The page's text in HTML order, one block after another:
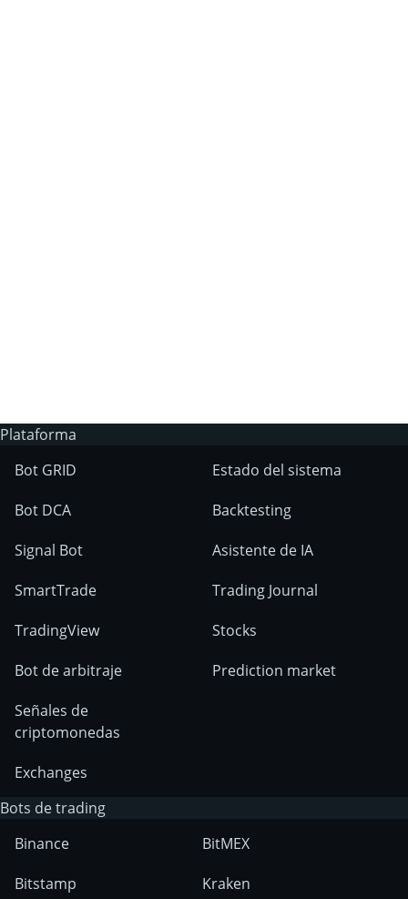
Plataforma
Bot GRID
Bot DCA
Signal Bot
SmartTrade
TradingView
Bot de arbitraje
Señales de
criptomonedas
Exchanges
Estado del sistema
Backtesting
Asistente de IA
Trading Journal
Stocks
Prediction market
Bots de trading
Binance
Bitstamp
BitMEX
Kraken